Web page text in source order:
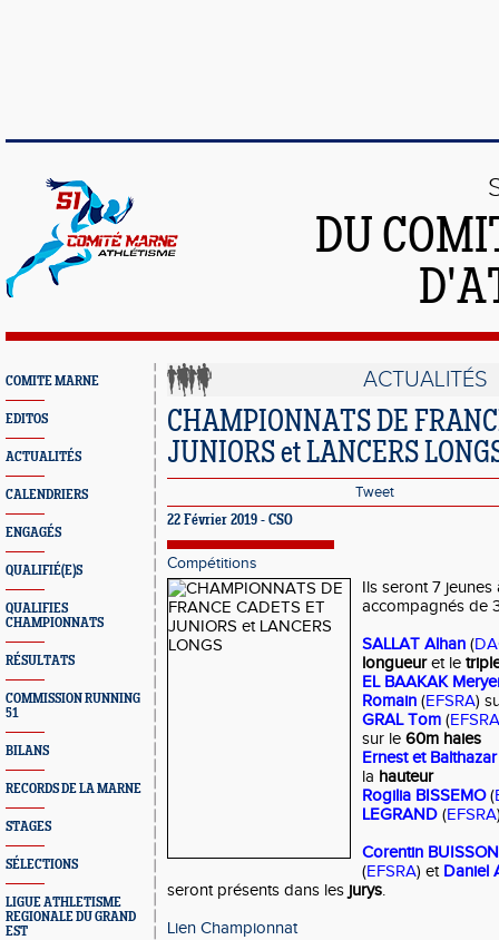
DU
COMITE MARNE
EDITOS
ACTUALITÉS
CALENDRIERS
ENGAGÉS
QUALIFIÉ(E)S
QUALIFIES
CHAMPIONNATS
RÉSULTATS
COMMISSION RUNNING
51
BILANS
RECORDS DE LA MARNE
STAGES
SÉLECTIONS
LIGUE ATHLETISME
REGIONALE DU GRAND
EST
ACTUALITÉS
CHAMPIONNATS DE
JUNIORS et LANCERS
Tweet
22 Février 2019 - CSO
Compétitions
Ils seront 7 jeunes
accompagnés de
SALLAT Alhan (
longueuret le
EL BAAKAK
Romain (EFSRA)
GRAL Tom (EFSRA
sur le 60m haies
Ernest et
la hauteur
Rogilia BISSEMO(
LEGRAND (EFSRA
Corentin BUISSON
(EFSRA) et Daniel
seront présents dans les jurys.
Lien Championnat